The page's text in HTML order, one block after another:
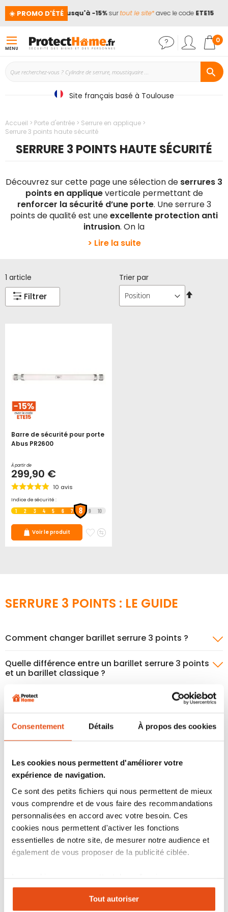
Consentement Détails À propos des cookies
Les cookies nous permettent d'améliorer votre
expérience de navigation.
Ce sont des petits fichiers qui nous permettent de mieux
vous comprendre et de vous faire des recommandations
personnalisées en accord avec votre besoin. Ces
cookies nous permettent d'activer les fonctions
essentielles de notre site, de mesurer notre audience et
également de vous proposer de la publicité ciblée.
expérience personnalisée sur notre site. Vous pouvez
changer votre choix à n'importe quel moment. Refuser
Tout autoriser
☀️ PROMO D'ÉTÉ
! 📢Jusqu'à -15%surtout le site*avec le codeETE15
MENU
0
Site français basé à Toulouse
Accueil Porte d'entrée
Serrure en applique
Serrure 3 points haute sécurité
SERRURE 3 POINTS HAUTE SÉCURITÉ
Découvrez sur cette page une sélection de serrures 3
points en appliqueverticale permettant de
renforcer la sécurité d’une porte. Une serrure 3
points de qualité est uneexcellente protection anti
intrusion. On la
> Lire la suite
1 article
Trier par
Filtrer
Barre de sécurité pour porte
Abus PR2600
À partir de
299,90 €
10 avis
Indice de sécurité :
1 2 3 4 5 6 7 8 9 10
Voir le produit
AjouterAjouter
SERRURE 3 POINTS : LE GUIDE
Comment changer barillet serrure 3 points ?
Quelle différence entre un barillet serrure 3 points
et un barillet classique ?
Quel barillet choisir pour une serrure multipoints ?
Quels sont les différents types de serrures ?
GUIDE D'ACHAT ET CONSEIL PROTECTION DES
PORTES